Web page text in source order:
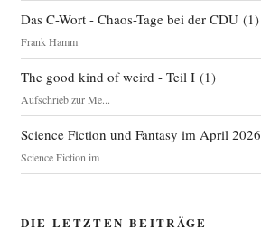
Das C-Wort - Chaos-Tage bei der CDU(1)
Frank Hamm
The good kind of weird - Teil I(1)
Aufschrieb zur Me...
Science Fiction und Fantasy im April 2026
Science Fiction im
DIE LETZTEN BEITRÄGE